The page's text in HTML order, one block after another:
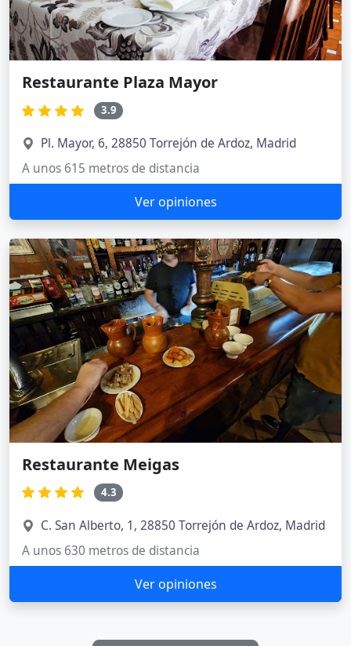
Restaurante Plaza Mayor
3.9
Pl. Mayor, 6, 28850 Torrejón de Ardoz, Madrid
A unos 615 metros de distancia
Ver opiniones
Restaurante Meigas
4.3
C. San Alberto, 1, 28850 Torrejón de Ardoz, Madrid
A unos 630 metros de distancia
Ver opiniones